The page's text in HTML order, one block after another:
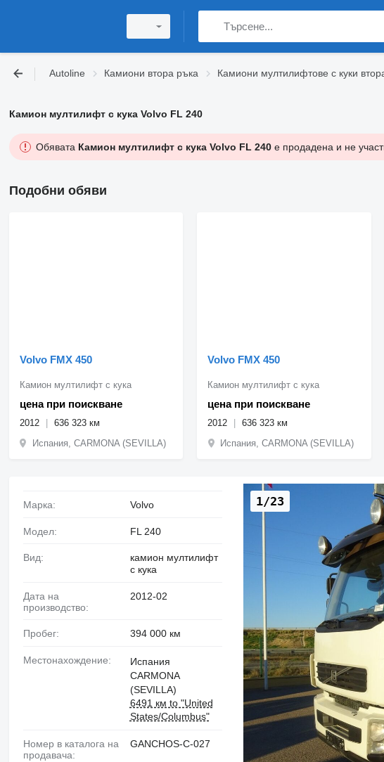
Autoline Камиони втора ръка Камиони мултилифтове с куки
Камион мултилифт с кука Volvo FL 240
Обявата Камион мултилифт с кука Volvo FL 240е продадена и не
Подобни обяви
Volvo FMX 450
цена при поискване
Камион мултилифт с кука
2012
636 323 км
Испания, CARMONA (SEVILLA)
Volvo FMX 450
цена при поискване
Камион мултилифт с кука
2012
636 323 км
Испания, CARMONA (SEVILLA)
1/23
Марка: Volvo
Модел: FL 240
Вид:
камион мултилифт
с кука
Дата на
производство:
2012-02
Пробег: 394 000 км
Местонахождение:
Испания
CARMONA
(SEVILLA)
6491 км to "United
States/Columbus"
Номер в каталога на
продавача:
GANCHOS-C-027